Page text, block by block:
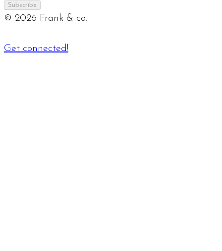
Subscribe
© 2026 Frank & co.
Get connected!